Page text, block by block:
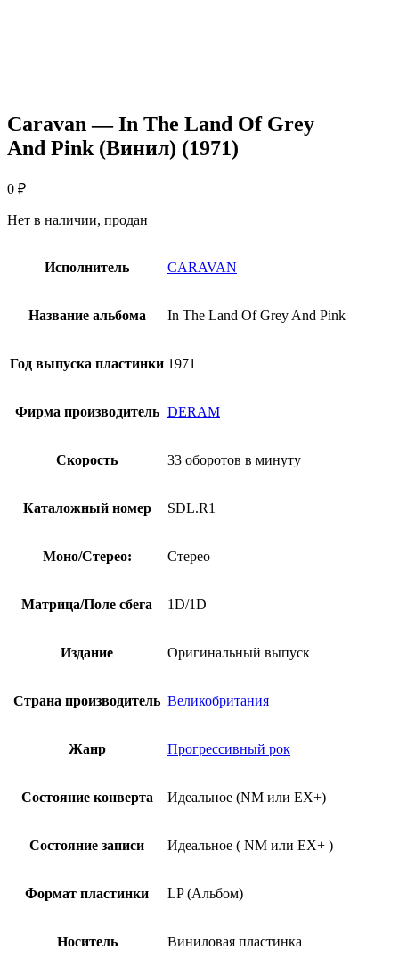
Caravan — In The Land Of Grey
And Pink (Винил) (1971)
0 ₽
Нет в наличии, продан
Исполнитель CARAVAN
Название альбома In The Land Of Grey And Pink
Год выпуска пластинки 1971
Фирма производитель DERAM
Скорость 33 оборотов в минуту
Каталожный номер SDL.R1
Моно/Стерео: Стерео
Матрица/Поле сбега 1D/1D
Издание Оригинальный выпуск
Страна производитель Великобритания
Жанр Прогрессивный рок
Состояние конверта Идеальное (NM или EX+)
Состояние записи Идеальное ( NM или EX+ )
Формат пластинки LP (Альбом)
Носитель Виниловая пластинка